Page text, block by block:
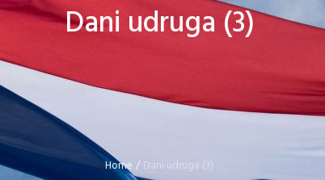
Dani udruga (3)
Home /Dani udruga (3)